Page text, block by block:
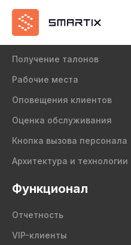
Продукт
Получение талонов
Рабочие места
Оповещения клиентов
Оценка обслуживания
Кнопка вызова персонала
Архитектура и технологии
Функционал
Отчетность
VIP-клиенты